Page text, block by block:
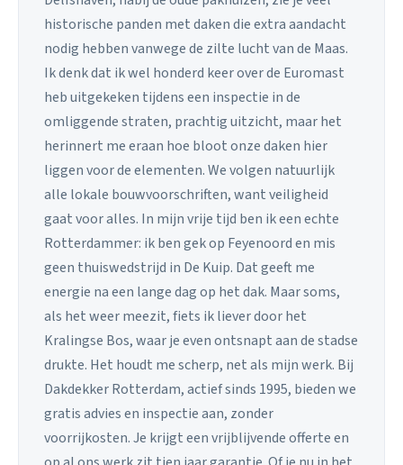
historische panden met daken die extra aandacht
nodig hebben vanwege de zilte lucht van de Maas.
Ik denk dat ik wel honderd keer over de Euromast
heb uitgekeken tijdens een inspectie in de
omliggende straten, prachtig uitzicht, maar het
herinnert me eraan hoe bloot onze daken hier
liggen voor de elementen. We volgen natuurlijk
alle lokale bouwvoorschriften, want veiligheid
gaat voor alles. In mijn vrije tijd ben ik een echte
Rotterdammer: ik ben gek op Feyenoord en mis
geen thuiswedstrijd in De Kuip. Dat geeft me
energie na een lange dag op het dak. Maar soms,
als het weer meezit, fiets ik liever door het
Kralingse Bos, waar je even ontsnapt aan de stadse
drukte. Het houdt me scherp, net als mijn werk. Bij
Dakdekker Rotterdam, actief sinds 1995, bieden we
gratis advies en inspectie aan, zonder
voorrijkosten. Je krijgt een vrijblijvende offerte en